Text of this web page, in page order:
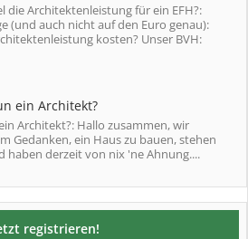
die Architektenleistung für ein EFH?:
(und auch nicht auf den Euro genau):
kosten? Unser BVH:
ein Architekt?
Architekt?: Hallo zusammen, wir
Gedanken, ein Haus zu bauen, stehen
haben derzeit von nix 'ne Ahnung....
registrieren!